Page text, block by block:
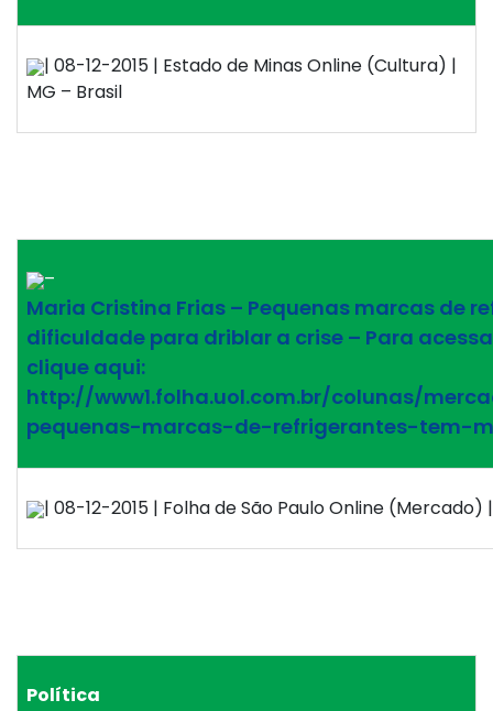
| 08-12-2015 | Estado de Minas Online (Cultura) |
MG – Brasil
–
Maria Cristina Frias – Pequenas marcas de
dificuldade para driblar a crise – Para
clique aqui:
http://www1.folha.uol.com.br/colunas/
pequenas-marcas-de-refrigerantes-tem-
| 08-12-2015 | Folha de São Paulo Online (Mercado)
Política